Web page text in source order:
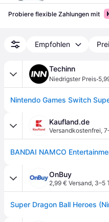
Probiere flexible Zahlungen mit
Empfohlen
Techinn
Niedrigster Preis·
Kaufland.de
Versandkostenfrei,
OnBuy
2,99 € Versand, 3–5